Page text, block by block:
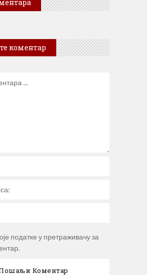
коментар
податке у претраживачу за